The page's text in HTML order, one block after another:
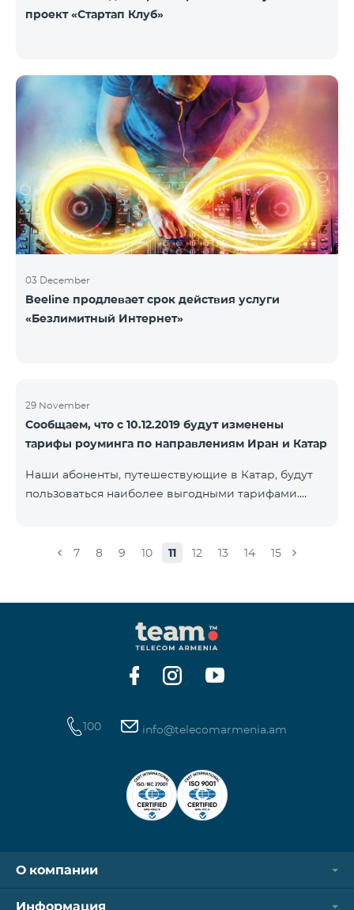
проект «Стартап Клуб»
03 December
Beeline продлевает срок действия услуги
«Безлимитный Интернет»
29 November
Сообщаем, что с 10.12.2019 будут изменены
тарифы роуминга по направлениям Иран и Катар
Наши абоненты, путешествующие в Катар, будут
пользоваться наиболее выгодными тарифами.
одной минуты локальных звонков - 500 драм,
минуты международных звонков 1700 драм.
Стоимость одного МБ для абонентов постоплатной
системы составит 50 драм, а для предоплатных
абонентов, при первой попытке пользования
7 8 9 10 11 12 13 14 15
100 info@telecomarmenia.am
О компании
Информация